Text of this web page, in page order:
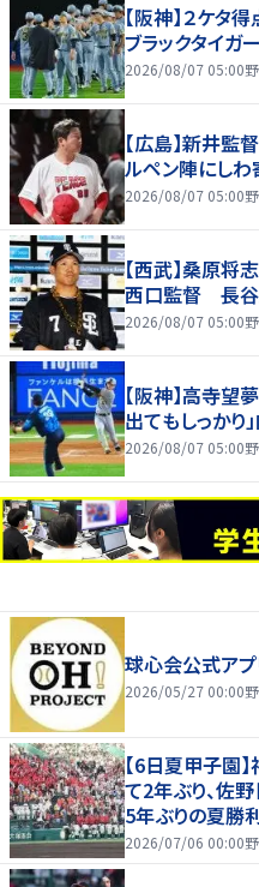
【阪神】２ケタ
ブラックタイガ
2026/08/07 05:00
【広島】新井監
ルペン陣にしわ
2026/08/07 05:00
【西武】桑原将
西口監督 長谷
2026/08/07 05:00
【阪神】高寺望
出てもしっかり
2026/08/07 05:00
球心会公式アプ
2026/05/27 00:00
【6日夏甲子園
て2年ぶり、佐
5年ぶりの夏勝
2026/07/06 00:00